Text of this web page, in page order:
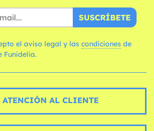
SUSCRÍBETE
el aviso legal y las condiciones
Funidelia.
ATENCIÓN AL CLIENTE